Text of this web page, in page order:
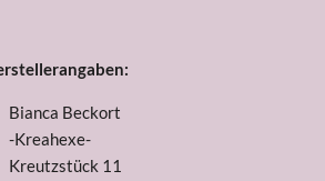
Bianca Beckort
-Kreahexe-
Kreutzstück 11